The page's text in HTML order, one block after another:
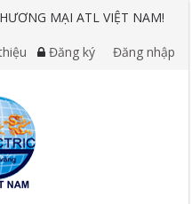
MẠI ATL VIỆT NAM!
Đăng ký Đăng nhập